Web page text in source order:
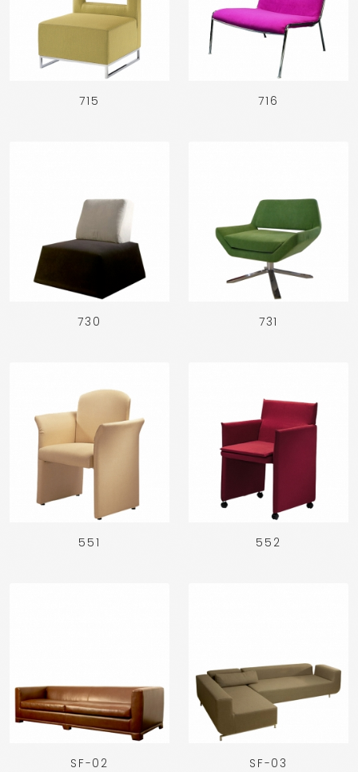
715 716
730 731
551 552
SF-02 SF-03